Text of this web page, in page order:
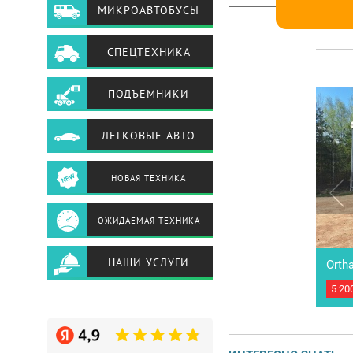
м.
5
МИКРОАВТОБУСЫ
СПЕЦТЕХНИКА
ПОДЪЕМНИКИ
ЛЕГКОВЫЕ АВТО
НОВАЯ ТЕХНИКА
ОЖИДАЕМАЯ ТЕХНИКА
НАШИ УСЛУГИ